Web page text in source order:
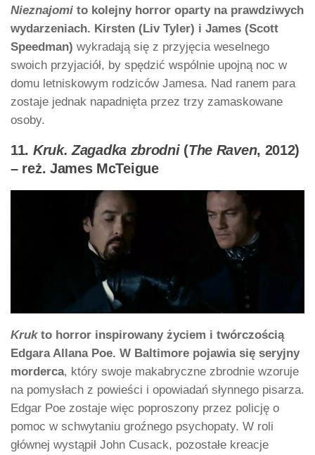
Nieznajomi to kolejny horror oparty na prawdziwych
wydarzeniach. Kirsten (Liv Tyler) i James (Scott
Speedman) wykradają się z przyjęcia weselnego
swoich przyjaciół, by spędzić wspólnie upojną noc w
domu letniskowym rodziców Jamesa. Nad ranem para
zostaje jednak napadnięta przez trzy zamaskowane
osoby.
11. Kruk. Zagadka zbrodni(The Raven, 2012)
– reż. James McTeigue
Krukto horror inspirowany życiem i twórczością
Edgara Allana Poe. W Baltimore pojawia się seryjny
morderca, który swoje makabryczne zbrodnie wzoruje
na pomysłach z powieści i opowiadań słynnego pisarza.
Edgar Poe zostaje więc poproszony przez policję o
pomoc w schwytaniu groźnego psychopaty. W roli
głównej wystąpił John Cusack, pozostałe kreacje